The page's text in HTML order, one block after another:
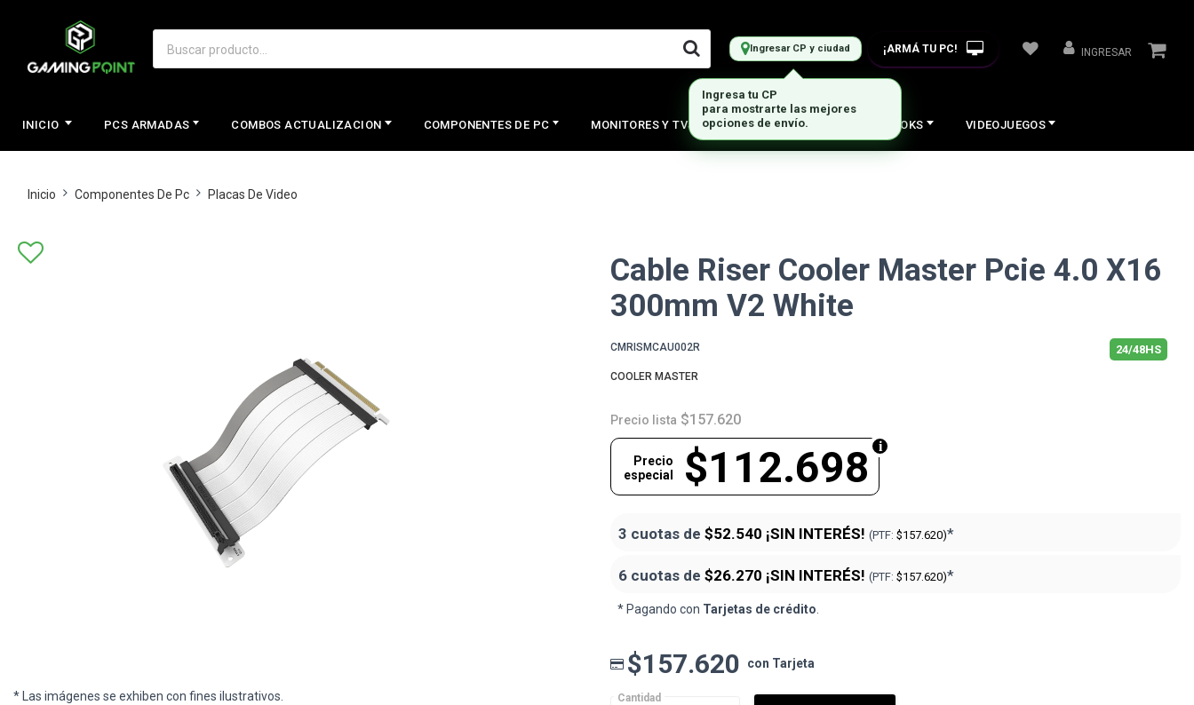
Ingresar CP y ciudad ¡ARMÁ TU PC! INGRESAR
INICIO PCS ARMADAS COMBOS ACTUALIZACION COMPONENTES DE PC MONITORES Y TVS PERIFERICOS NOTEBOOKS VIDEOJUEGOS
Inicio Componentes De Pc Placas De Video
* Las imágenes se exhiben con fines ilustrativos.
Cable Riser Cooler Master Pcie 4.0 X16
300mm V2 White
CMRISMCAU002R 24/48HS
COOLER MASTER
Precio lista $157.620
$112.698
Precio
especial
3 cuotas de $52.540 ¡SIN INTERÉS! (PTF: $157.620)*
6 cuotas de $26.270 ¡SIN INTERÉS! (PTF: $157.620)*
* Pagando con Tarjetas de crédito
$157.620 con Tarjeta
Cantidad
Ingresa tu CP
para mostrarte las mejores
opciones de envío.